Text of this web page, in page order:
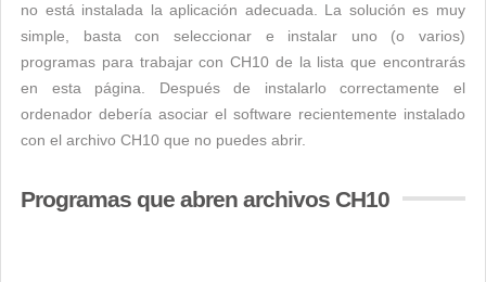
no está instalada la aplicación adecuada. La solución es muy
simple, basta con seleccionar e instalar uno (o varios)
programas para trabajar con CH10 de la lista que encontrarás
en esta página. Después de instalarlo correctamente el
ordenador debería asociar el software recientemente instalado
con el archivo CH10 que no puedes abrir.
Programas que abren archivos CH10